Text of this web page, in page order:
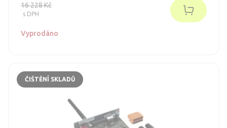
16 228 Kč
s DPH
Vyprodáno
ČIŠTĚNÍ SKLADŮ